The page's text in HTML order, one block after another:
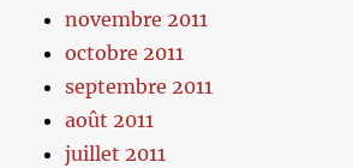
novembre 2011
octobre 2011
septembre 2011
août 2011
juillet 2011